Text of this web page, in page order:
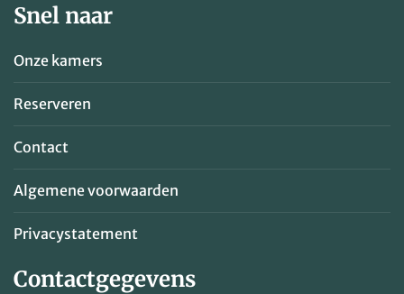
Snel naar
Onze kamers
Reserveren
Contact
Algemene voorwaarden
Privacystatement
Contactgegevens